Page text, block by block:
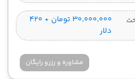
۳۰٬۰۰۰٬۰۰۰ تومان + ۴۲۰
دلار
مشاوره و رزرو رایگان